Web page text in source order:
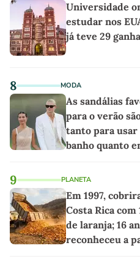
Universidade
estudar nos
já teve 29
8 MODA
As sandálias
para o verão
tanto para usar
banho quanto
9 PLANETA
Em 1997,
Costa Rica com
de laranja; 16
reconheceu a